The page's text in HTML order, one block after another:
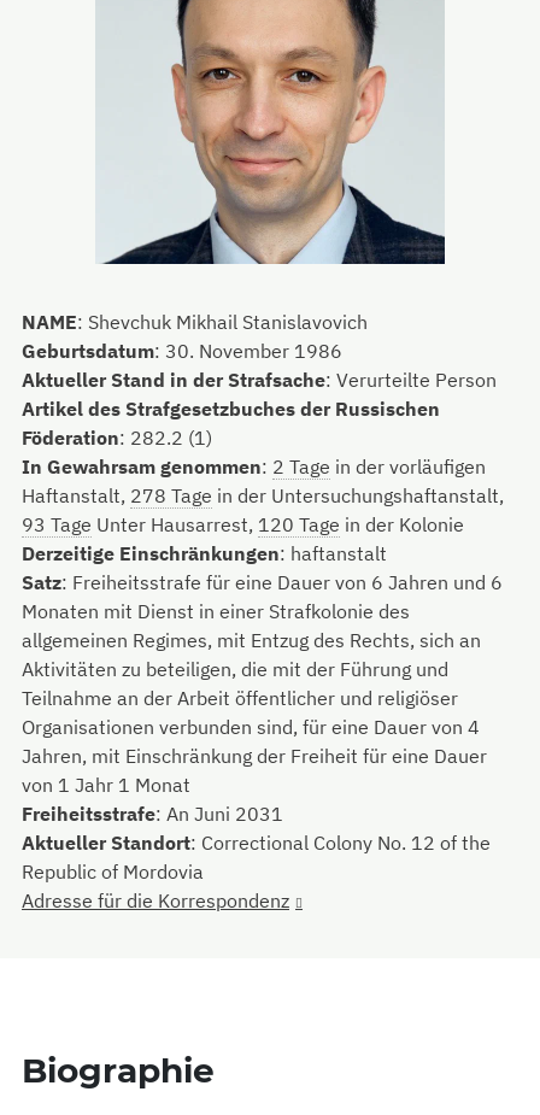
NAME: Shevchuk Mikhail Stanislavovich
Geburtsdatum: 30. November 1986
Aktueller Stand in der Strafsache: Verurteilte Person
Artikel des Strafgesetzbuches der Russischen
Föderation: 282.2 (1)
In Gewahrsam genommen: 2 Tage in der vorläufigen
Haftanstalt, 278 Tage in der Untersuchungshaftanstalt,
93 Tage Unter Hausarrest, 120 Tage in der Kolonie
Derzeitige Einschränkungen: haftanstalt
Satz: Freiheitsstrafe für eine Dauer von 6 Jahren und 6
Monaten mit Dienst in einer Strafkolonie des
allgemeinen Regimes, mit Entzug des Rechts, sich an
Aktivitäten zu beteiligen, die mit der Führung und
Teilnahme an der Arbeit öffentlicher und religiöser
Organisationen verbunden sind, für eine Dauer von 4
Jahren, mit Einschränkung der Freiheit für eine Dauer
von 1 Jahr 1 Monat
Freiheitsstrafe: An Juni 2031
Aktueller Standort: Correctional Colony No. 12 of the
Republic of Mordovia
Adresse für die Korrespondenz
Biographie